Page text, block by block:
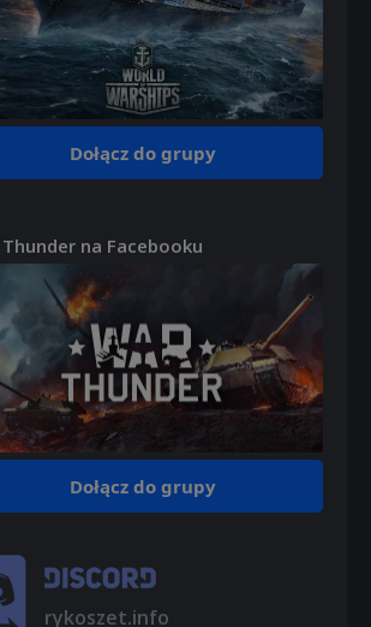
Dołącz do grupy
na Facebooku
Dołącz do grupy
rykoszet.info